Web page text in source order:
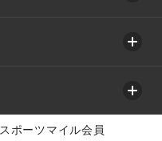
スポーツマイル会員